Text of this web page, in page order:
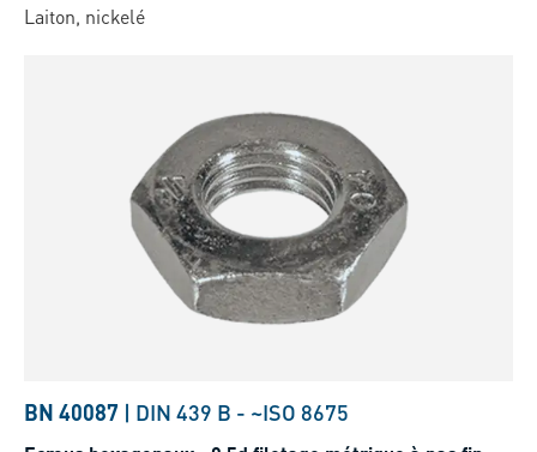
Laiton, nickelé
BN 40087 | DIN 439 B - ~ISO 8675